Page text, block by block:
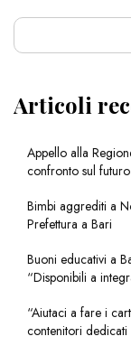
Articoli
Appello alla
confronto sul
Bimbi aggrediti a
Prefettura a Bari
Buoni educativi a
“Disponibili a
“Aiutaci a fare i
contenitori